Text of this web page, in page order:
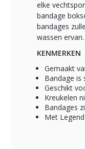
elke
bandage
bandages
wassen ervan.
KENMERKEN
Gemaakt
Bandage is
Geschikt
Kreukelen
Bandages
Met